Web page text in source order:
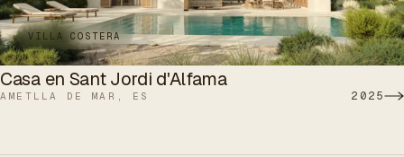
VILLA COSTERA
Casa en Sant Jordi d'Alfama
AMETLLA DE MAR, ES 2025